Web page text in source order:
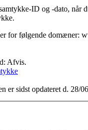
ID og -dato, når
for følgende domæner:
Afvis.
er sidst opdateret d. 28/